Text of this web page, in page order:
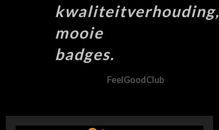
kwaliteitverhouding,
mooie
badges.
FeelGoodClub